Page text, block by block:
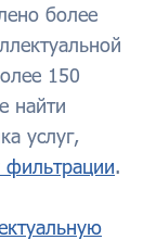
более
150
найти
услуг,
фильтрации.